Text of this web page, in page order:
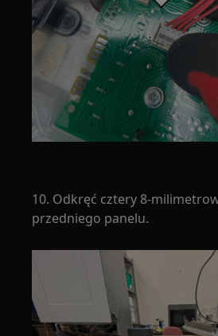
10. Odkręć cztery 8-
przedniego panelu.